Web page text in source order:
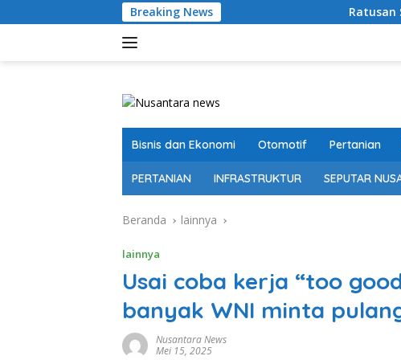
ke
Breaking News Ratusan Senjata Api dan
Bisnis dan Ekonomi Otomotif Pertanian
PERTANIAN INFRASTRUKTUR SEPUTAR
Beranda lainnya
lainnya
Usai coba kerja “too
banyak WNI minta
Nusantara News
Mei 15, 2025